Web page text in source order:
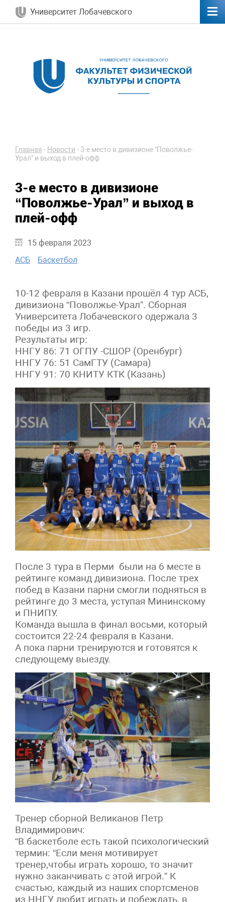
Университет Лобачевского
Главная - Новости - 3-е место в дивизионе "Поволжье-
Урал" и выход в плей-офф
3-е место в дивизионе
“Поволжье-Урал” и выход в
плей-офф
15 февраля 2023
АСБ
Баскетбол
10-12 февраля в Казани прошёл 4 тур АСБ,
дивизиона “Поволжье-Урал”. Сборная
Университета Лобачевского одержала 3
победы из 3 игр.
Результаты игр:
ННГУ 86: 71 ОГПУ -СШОР (Оренбург)
ННГУ 76: 51 СамГТУ (Самара)
ННГУ 91: 70 КНИТУ КТК (Казань)
После 3 тура в Перми были на 6 месте в
рейтинге команд дивизиона. После трех
побед в Казани парни смогли подняться в
рейтинге до 3 места, уступая Мининскому
и ПНИПУ.
Команда вышла в финал восьми, который
состоится 22-24 февраля в Казани.
А пока парни тренируются и готовятся к
следующему выезду.
Тренер сборной Великанов Петр
Владимирович:
“В баскетболе есть такой психологический
термин: “Если меня мотивирует
тренер,чтобы играть хорошо, то значит
нужно заканчивать с этой игрой.” К
счастью, каждый из наших спортсменов
из ННГУ любит играть и побеждать, в